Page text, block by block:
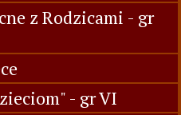
z Rodzicami - gr
- gr VI